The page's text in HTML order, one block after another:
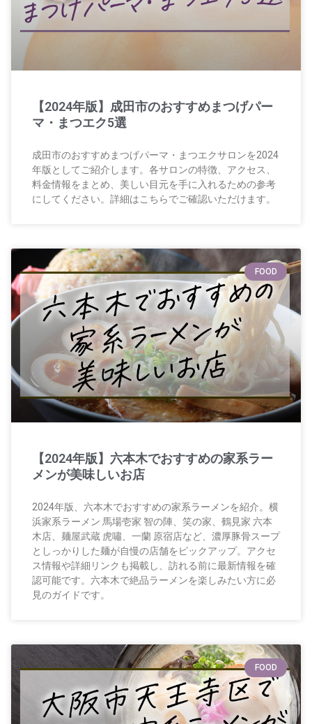
【2024年版】成田市のおすすめまつげパー
マ・まつエク5選
成田市のおすすめまつげパーマ・まつエクサロンを2024
年版としてご紹介します。各サロンの特徴、アクセス、
料金情報をまとめ、美しい目元を手に入れるための参考
にしてください。詳細はこちらでご確認いただけます。
FOOD
【2024年版】六本木でおすすめの家系ラー
メンが美味しいお店
2024年版、六本木でおすすめの家系ラーメンを紹介。横
浜家系ラーメン 馬場壱家 智の陣、笑の家、鶴見家 六本
木店、麺屋武蔵 虎嘯、一蘭 原宿店など、濃厚豚骨スープ
としっかりした麺が自慢の店舗をピックアップ。アクセ
ス情報や詳細リンクも掲載し、訪れる前に最新情報を確
認可能です。六本木で絶品ラーメンを楽しみたい方に必
見のガイドです。
FOOD